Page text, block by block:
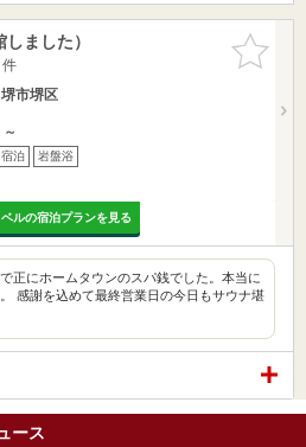
お気に入
りに追加
ました）
市堺区
～
宿泊 岩盤浴
ルの宿泊プランを見る
正にホームタウンのスパ銭でした。本当に
感謝を込めて最終営業日の今日もサウナ堪
ース